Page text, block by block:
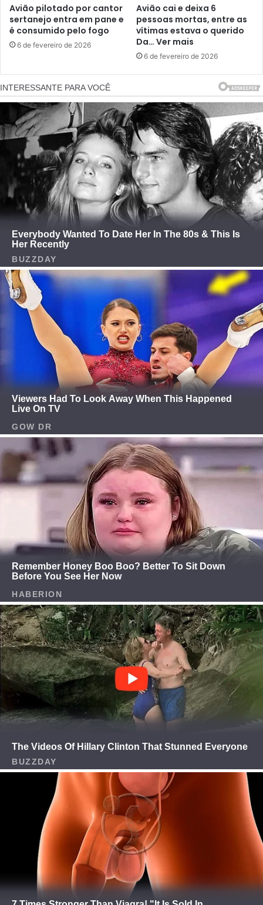
Avião pilotado por cantor
sertanejo entra em pane e
é consumido pelo fogo
6 de fevereiro de 2026
Avião cai e deixa 6
pessoas mortas, entre as
vítimas estava o querido
Da… Ver mais
6 de fevereiro de 2026